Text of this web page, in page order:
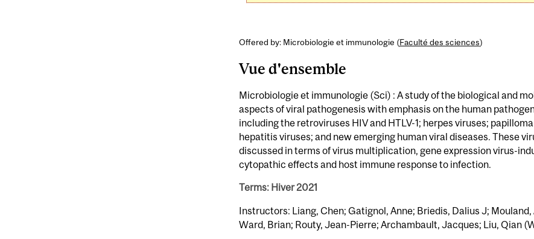
Offered by: Microbiologie et immunologie (Faculté des sciences)
Vue d'ensemble
Microbiologie et immunologie (Sci) : A study of the biological and
aspects of viral pathogenesis with emphasis on the human
including the retroviruses HIV and HTLV-1; herpes viruses;
hepatitis viruses; and new emerging human viral diseases. These
discussed in terms of virus multiplication, gene expression virus-
cytopathic effects and host immune response to infection.
Terms: Hiver 2021
Instructors: Liang, Chen; Gatignol, Anne; Briedis, Dalius J; Mouland,
Ward, Brian; Routy, Jean-Pierre; Archambault, Jacques; Liu, Qian